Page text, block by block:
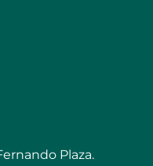
Plaza.